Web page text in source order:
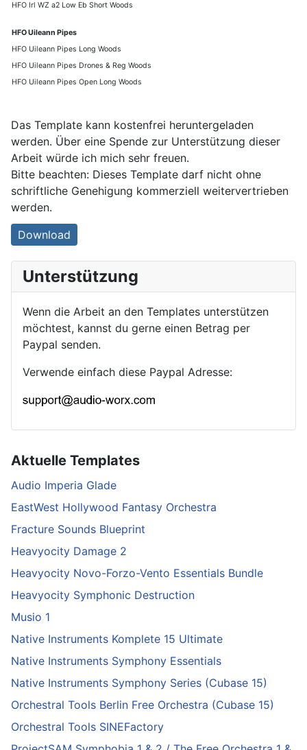
Aktuelle Templates
Audio Imperia Glade
EastWest Hollywood Fantasy Orchestra
Fracture Sounds Blueprint
Heavyocity Damage 2
Heavyocity Novo-Forzo-Vento Essentials Bundle
Heavyocity Symphonic Destruction
Musio 1
Native Instruments Komplete 15 Ultimate
Native Instruments Symphony Essentials
Native Instruments Symphony Series (Cubase 15)
Orchestral Tools Berlin Free Orchestra (Cubase 15)
Orchestral Tools SINEFactory
HFO Irl WZ a2 Low Eb Short Woods
HFO Uileann Pipes
HFO Uileann Pipes Long Woods
HFO Uileann Pipes Drones & Reg Woods
HFO Uileann Pipes Open Long Woods
Das Template kann kostenfrei heruntergeladen
werden. Über eine Spende zur Unterstützung dieser
Arbeit würde ich mich sehr freuen.
Bitte beachten: Dieses Template darf nicht ohne
schriftliche Genehigung kommerziell weitervertrieben
werden.
Download
Unterstützung
Wenn die Arbeit an den Templates unterstützen
möchtest, kannst du gerne einen Betrag per
Paypal senden.
Verwende einfach diese Paypal Adresse: